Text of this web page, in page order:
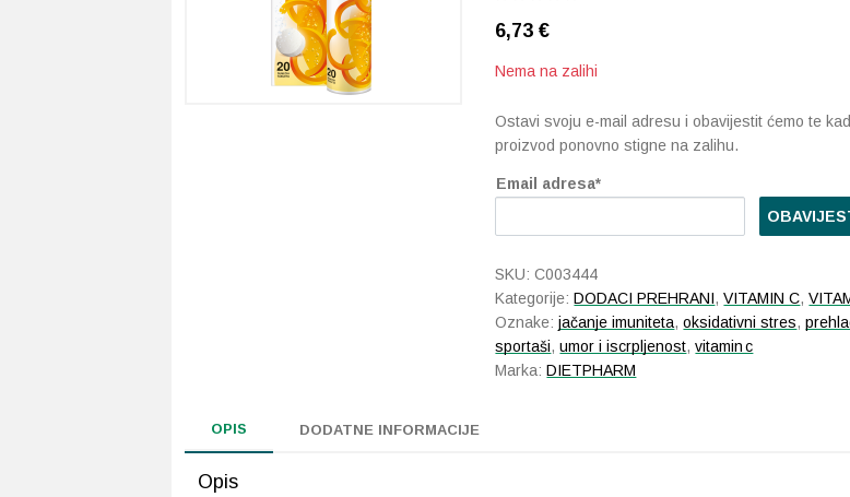
6,73€
Nema na zalihi
Ostavi svoju e-mail adresu i obavijestit ćemo te
proizvod ponovno stigne na zalihu.
Email adresa*
SKU:C003444
Kategorije:DODACI PREHRANI,VITAMIN C,
Oznake:jačanje imuniteta,oksidativni stres,
sportaši,umor i iscrpljenost,vitamin c
Marka:DIETPHARM
OPIS DODATNE INFORMACIJE
Opis